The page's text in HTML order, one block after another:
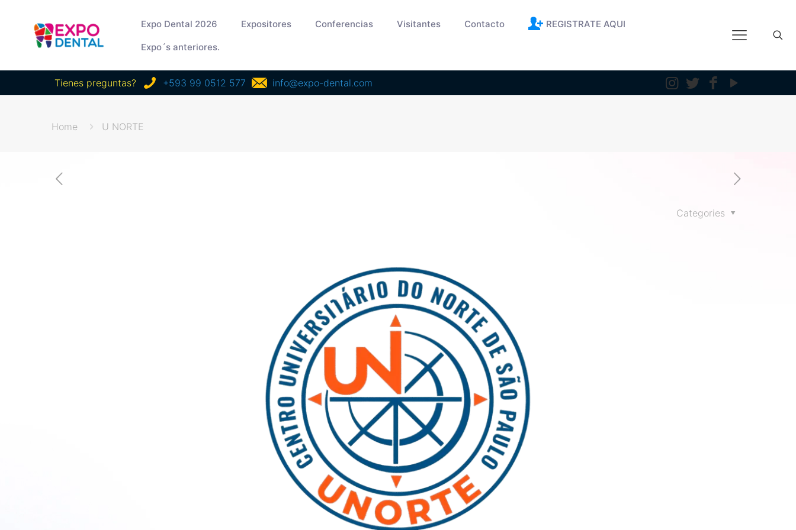
Expo Dental 2026 Expositores Conferencias Visitantes Contacto REGISTRATE AQUI
Expo´s anteriores.
Tienes preguntas? +593 99 0512 577 info@expo-dental.com
Home U NORTE
Categories